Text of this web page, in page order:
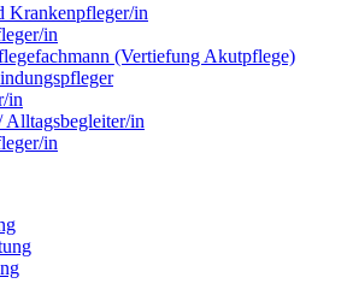
Krankenpfleger/in
in
(Vertiefung Akutpflege)
in
Alltagsbegleiter/in
in